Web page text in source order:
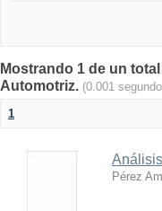
Mostrando 1 de un
Automotriz. (0.001
1
Pérez